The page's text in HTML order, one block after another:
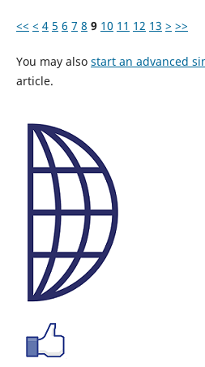
<< < 4 5 6 7 8 9 10 11 12 13 > >>
You may also start an advanced
article.